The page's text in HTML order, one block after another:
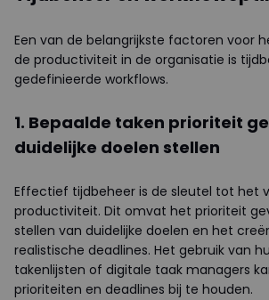
Een van de belangrijkste factoren voor
de productiviteit in de organisatie is
gedefinieerde workflows.
1. Bepaalde taken prioriteit
duidelijke doelen stellen
Effectief tijdbeheer is de sleutel tot het
productiviteit. Dit omvat het prioriteit
stellen van duidelijke doelen en het
realistische deadlines. Het gebruik van
takenlijsten of digitale taak managers
prioriteiten en deadlines bij te houden.